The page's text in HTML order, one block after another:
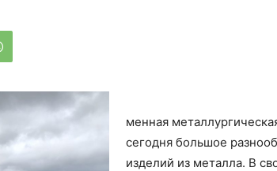
менная
сегодня большое
изделий из металла. В